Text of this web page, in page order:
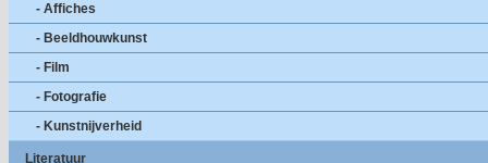
- Affiches
- Beeldhouwkunst
- Film
- Fotografie
- Kunstnijverheid
Literatuur